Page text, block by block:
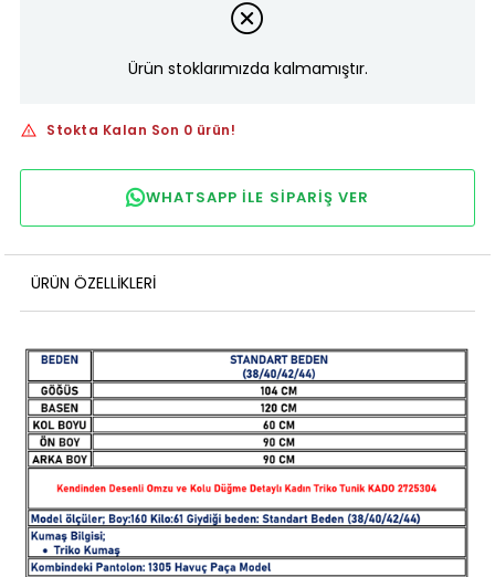
Ürün stoklarımızda kalmamıştır.
Stokta Kalan Son 0 ürün!
WHATSAPP ILE SIPARIŞ VER
ÜRÜN ÖZELLIKLERI